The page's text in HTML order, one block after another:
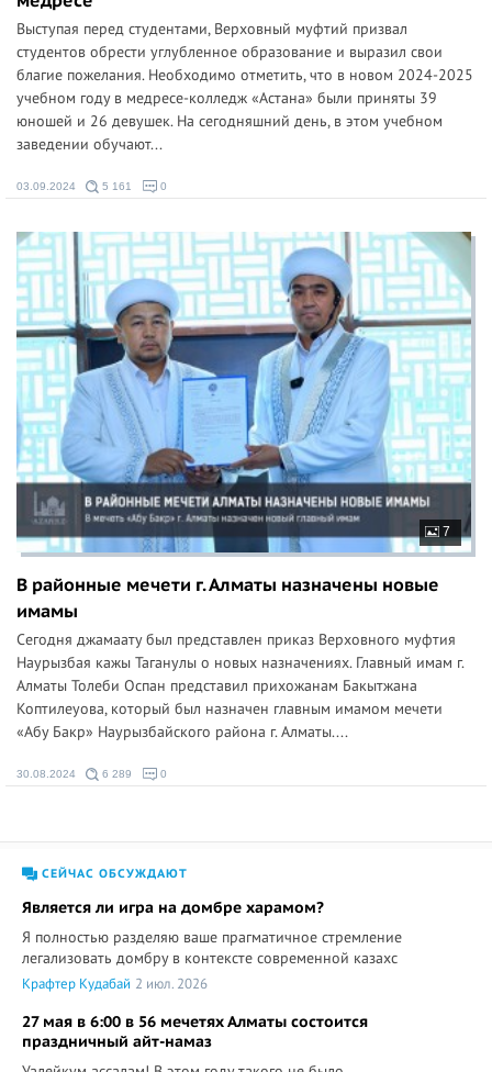
Выступая перед студентами, Верховный муфтий призвал
студентов обрести углубленное образование и выразил свои
благие пожелания. Необходимо отметить, что в новом 2024-2025
учебном году в медресе-колледж «Астана» были приняты 39
юношей и 26 девушек. На сегодняшний день, в этом учебном
заведении обучают...
03.09.2024 5 161 0
7
В районные мечети г. Алматы назначены новые
имамы
Сегодня джамаату был представлен приказ Верховного муфтия
Наурызбая кажы Таганулы о новых назначениях. Главный имам г.
Алматы Толеби Оспан представил прихожанам Бакытжана
Коптилеуова, который был назначен главным имамом мечети
«Абу Бакр» Наурызбайского района г. Алматы....
30.08.2024 6 289 0
СЕЙЧАС ОБСУЖДАЮТ
Является ли игра на домбре харамом?
Я полностью разделяю ваше прагматичное стремление
легализовать домбру в контексте современной казахс
Крафтер Кудабай 2 июл. 2026
27 мая в 6:00 в 56 мечетях Алматы состоится
праздничный айт-намаз